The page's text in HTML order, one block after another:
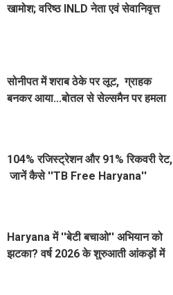
खामोश; वरिष्ठ INLD नेता एवं सेवानिवृत्त
सोनीपत में शराब ठेके पर लूट, ग्राहक
बनकर आया...बोतल से सेल्समैन पर हमला
104% रजिस्ट्रेशन और 91% रिकवरी रेट,
जानें कैसे ''TB Free Haryana''
Haryana में ''बेटी बचाओ'' अभियान को
झटका? वर्ष 2026 के शुरुआती आंकड़ों में